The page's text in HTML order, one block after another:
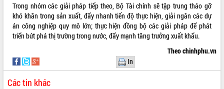
ALBUM ẢNH
Trong nhóm các giải pháp tiếp theo, Bộ Tài chính sẽ tập trung tháo gỡ
khó khăn trong sản xuất, đẩy nhanh tiến độ thực hiện, giải ngân các dự
án công nghiệp quy mô lớn; thực hiện đồng bộ các giải pháp để phát
triển bứt phá thị trường trong nước, đẩy mạnh tăng trưởng xuất khẩu.
Theo chinhphu.vn
In
Các tin khác